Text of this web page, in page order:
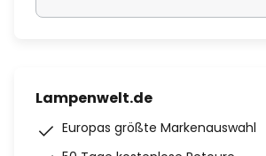
Lampenwelt.de
Europas größte Markenauswahl